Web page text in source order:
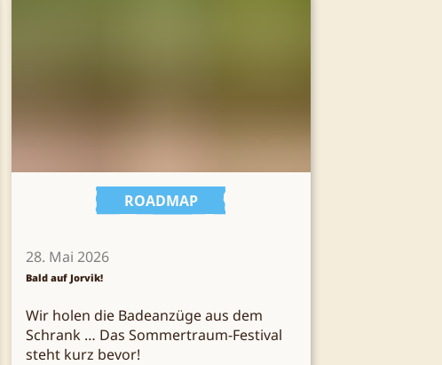
ROADMAP
28. Mai 2026
Bald auf Jorvik!
Wir holen die Badeanzüge aus dem
Schrank … Das Sommertraum-Festival
steht kurz bevor!